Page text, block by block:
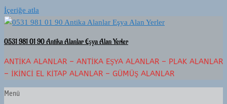
İçeriğe atla
0531 981 01 90 Antika Alanlar Eşya Alan Yerler
ANTIKA ALANLAR – ANTIKA EŞYA ALANLAR – PLAK ALANLAR
– İKINCI EL KITAP ALANLAR – GÜMÜŞ ALANLAR
Menü